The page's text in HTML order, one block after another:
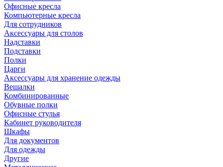
Офисные кресла
Компьютерные кресла
Для сотрудников
Аксессуары для столов
Надставки
Подставки
Полки
Царги
Аксессуары для хранение одежды
Вешалки
Комбинированные
Обувные полки
Офисные стулья
Кабинет руководителя
Шкафы
Для документов
Для одежды
Другие